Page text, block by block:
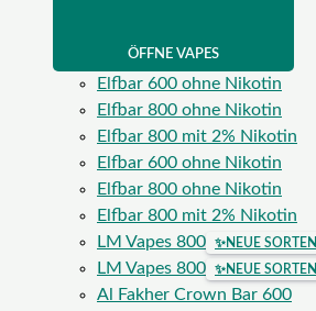
ÖFFNE VAPES
Elfbar 600 ohne Nikotin
Elfbar 800 ohne Nikotin
Elfbar 800 mit 2% Nikotin
Elfbar 600 ohne Nikotin
Elfbar 800 ohne Nikotin
Elfbar 800 mit 2% Nikotin
LM Vapes 800
✨NEUE SORTEN
LM Vapes 800 ✨NEUE SORTEN
Al Fakher Crown Bar 600